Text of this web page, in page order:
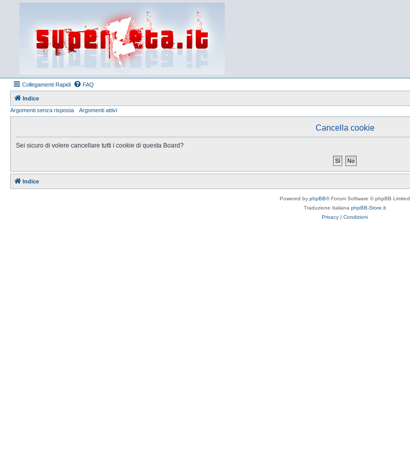
Collegamenti Rapidi FAQ
Indice
Argomenti senza risposta
Argomenti attivi
Cancella cookie
Sei sicuro di volere cancellare tutti i cookie di questa Board?
Indice
Powered by phpBB® Forum Software © phpBB Limited
Traduzione Italiana phpBB-Store.it
Privacy | Condizioni